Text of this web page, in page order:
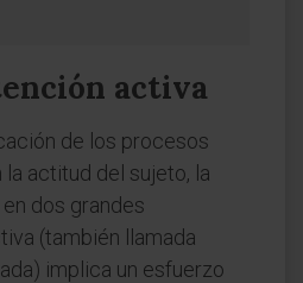
activa
de los procesos
actitud del sujeto, la
dos grandes
(también llamada
implica un esfuerzo